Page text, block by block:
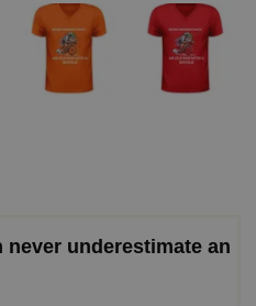
underestimate an